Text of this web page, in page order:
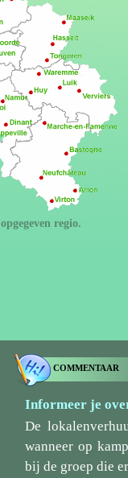
regio.
COMMENTAAR
Informeer je
De
wanneer op
bij de groep die